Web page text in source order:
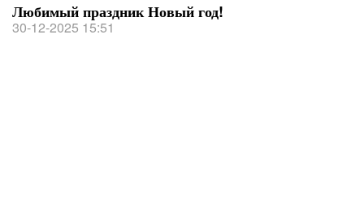
Любимый праздник Новый год!
30-12-2025 15:51